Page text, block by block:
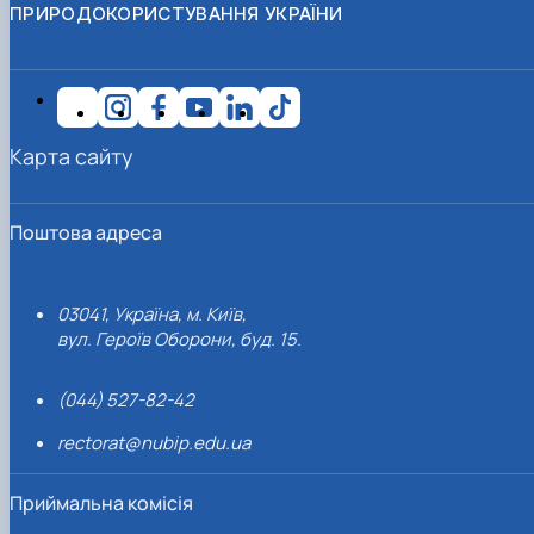
ПРИРОДОКОРИСТУВАННЯ УКРАЇНИ
Поштова адреса
03041, Україна, м. Київ,
вул. Героїв Оборони, буд. 15.
(044) 527-82-42
rectorat@nubip.edu.ua
Приймальна комісія
Карта сайту